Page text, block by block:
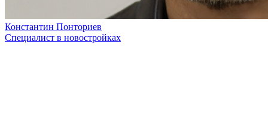
Константин Понториев
Специалист в новостройках